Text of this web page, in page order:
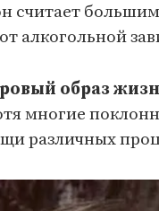
считает
алкогольной
образ
многие
различных